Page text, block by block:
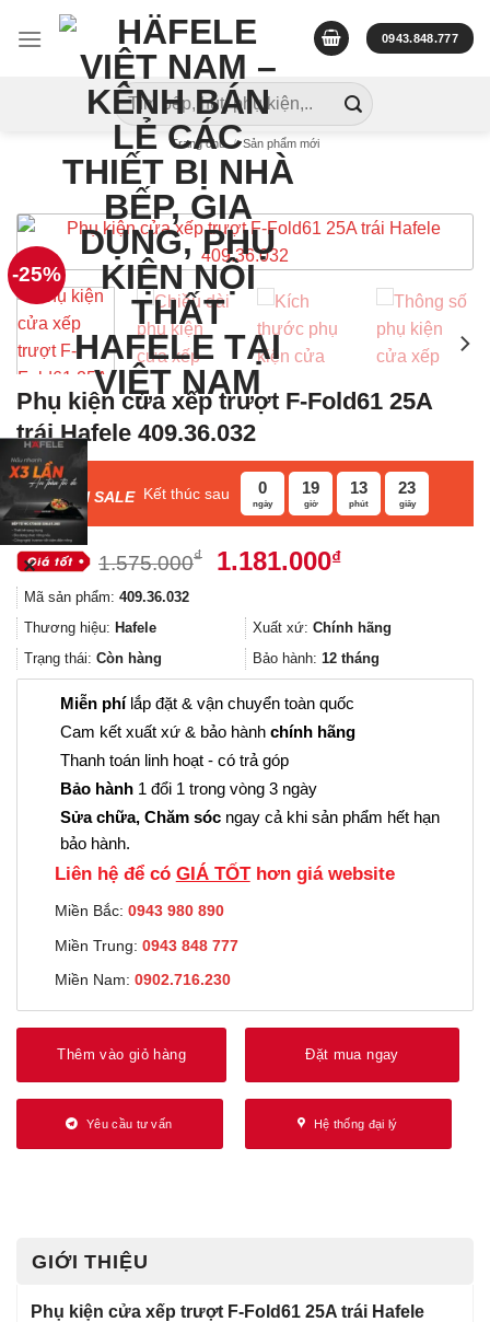
0943.848.777
Tìm
kiếm:
Trang chủ / Sản phẩm mới
-25%
Phụ kiện cửa xếp trượt F-Fold61 25A
trái Hafele 409.36.032
F ASH SALE Kết thúc sau 0
ngày
19
giờ
13
phút
22
giây
1.575.000₫
Giá
1.575.000₫.
1.181.000₫Giá
là:
1.181.000₫.
Mã sản phẩm: 409.36.032
Thương hiệu: Hafele Xuất xứ: Chính hãng
Trạng thái: Còn hàng Bảo hành: 12 tháng
Miễn phílắp đặt & vận chuyển toàn quốc
Cam kết xuất xứ & bảo hành chính hãng
Thanh toán linh hoạt - có trả góp
Bảo hành 1 đổi 1 trong vòng 3 ngày
Sửa chữa, Chăm sóc ngay cả khi sản phẩm hết hạn
bảo hành.
Liên hệ để có GIÁ TỐThơn giá website
Miền Bắc: 0943 980 890
Miền Trung: 0943 848 777
Miền Nam: 0902.716.230
Thêm vào giỏ hàng Đặt mua ngay
Yêu cầu tư vấn Hệ thống đại lý
GIỚI THIỆU
Phụ kiện cửa xếp trượt F-Fold61 25A trái Hafele
✕